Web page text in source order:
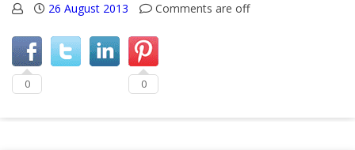
26 August 2013 Comments are off
0 0